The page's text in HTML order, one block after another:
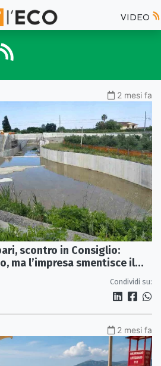
VIDEO
2 mesi fa
scontro in Consiglio:
ma l’impresa smentisce il
Condividi su:
2 mesi fa